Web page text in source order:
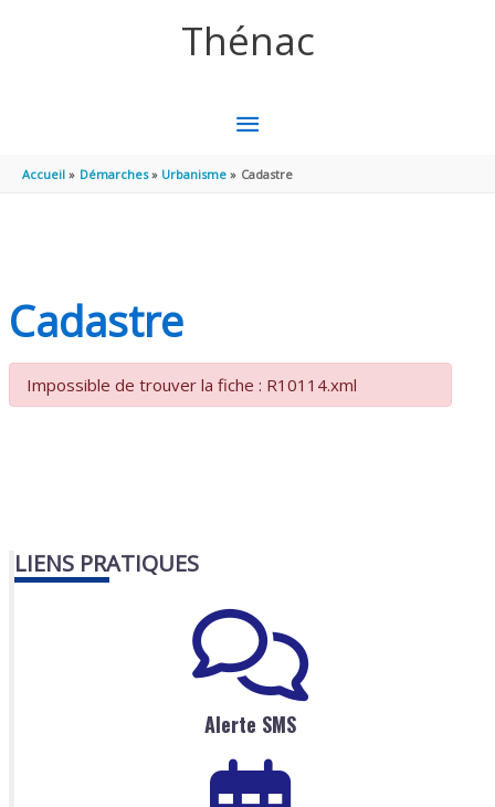
Thénac
MENU
PRINCIPAL
Accueil Démarches Urbanisme Cadastre
Cadastre
Impossible de trouver la fiche : R10114.xml
LIENS PRATIQUES
Alerte SMS